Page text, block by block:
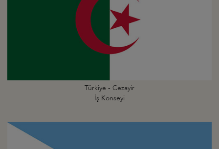
Türkiye - Cezayir
İş Konseyi